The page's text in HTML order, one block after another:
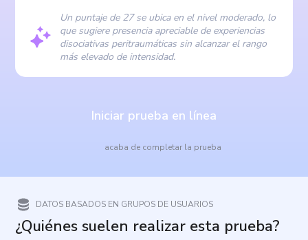
Un puntaje de 27 se ubica en el nivel moderado, lo
que sugiere presencia apreciable de experiencias
disociativas peritraumáticas sin alcanzar el rango
más elevado de intensidad.
Iniciar prueba en línea
acaba de completar la prueba
DATOS BASADOS EN GRUPOS DE USUARIOS
¿Quiénes suelen realizar esta prueba?